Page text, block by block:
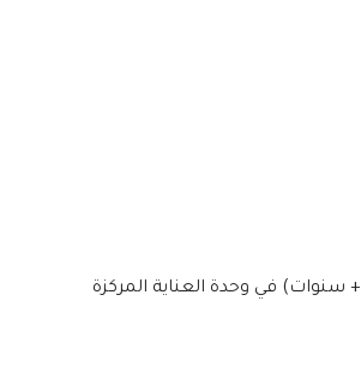
خبرة مثبتة (5 + سنوات) في وحدة العناية المركزة